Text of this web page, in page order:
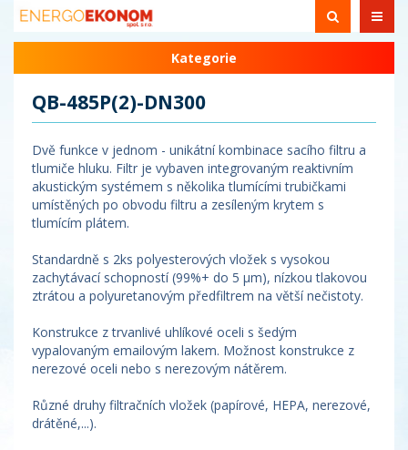
Kategorie
QB-485P(2)-DN300
Dvě funkce v jednom - unikátní kombinace sacího filtru a
tlumiče hluku. Filtr je vybaven integrovaným reaktivním
akustickým systémem s několika tlumícími trubičkami
umístěných po obvodu filtru a zesíleným krytem s
tlumícím plátem.
Standardně s 2ks polyesterových vložek s vysokou
zachytávací schopností (99%+ do 5 µm), nízkou tlakovou
ztrátou a polyuretanovým předfiltrem na větší nečistoty.
Konstrukce z trvanlivé uhlíkové oceli s šedým
vypalovaným emailovým lakem. Možnost konstrukce z
nerezové oceli nebo s nerezovým nátěrem.
Různé druhy filtračních vložek (papírové, HEPA, nerezové,
drátěné,...).